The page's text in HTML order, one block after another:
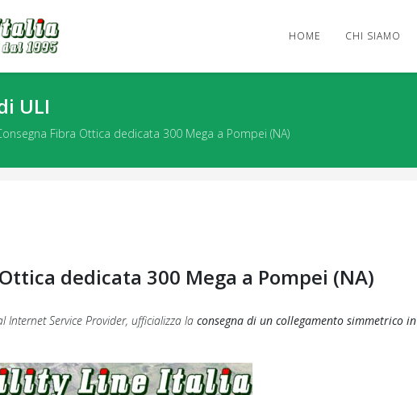
HOME CHI SIAMO
ULI
Fibra Ottica dedicata 300 Mega a Pompei (NA)
dedicata 300 Mega a Pompei (NA)
Internet Service Provider, ufficializza la consegna di un collegamento simmetrico in